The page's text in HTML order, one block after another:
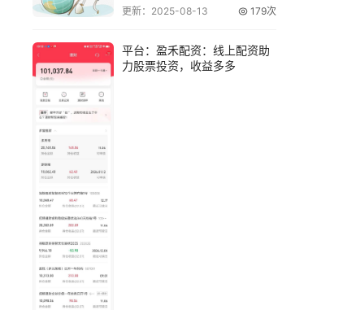
更新：2025-08-13 179次
平台：盈禾配资：线上配资助
力股票投资，收益多多